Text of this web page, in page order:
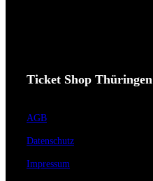
Ticket Shop Thüringen
AGB
Datenschutz
Impressum